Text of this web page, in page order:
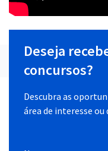
Deseja
concursos?
Descubra as
área de interesse ou